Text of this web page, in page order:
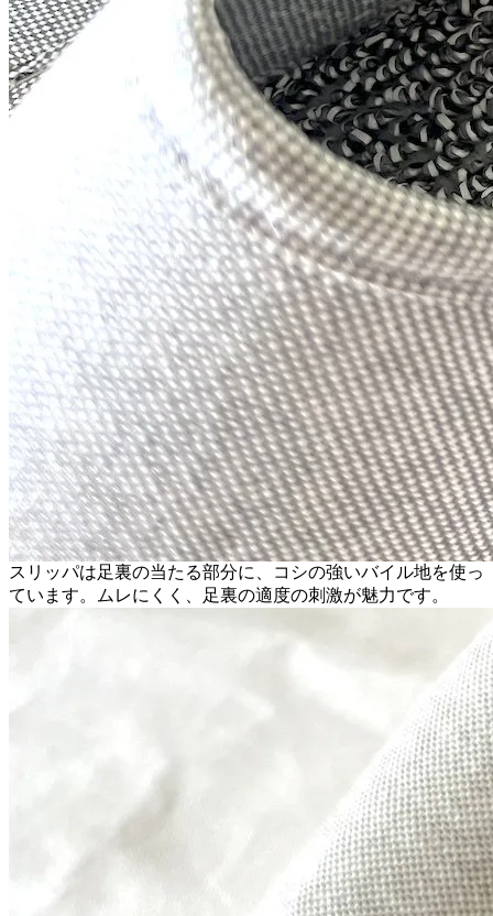
スリッパは足裏の当たる部分に、コシの強いバイル地を使っ
ています。ムレにくく、足裏の適度の刺激が魅力です。